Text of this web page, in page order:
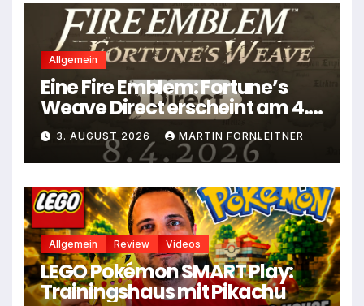
Allgemein
Eine Fire Emblem: Fortune’s
Weave Direct erscheint am 4.
August
3. AUGUST 2026 MARTIN FORNLEITNER
Allgemein Review Videos
LEGO Pokémon SMART Play:
Trainingshaus mit Pikachu